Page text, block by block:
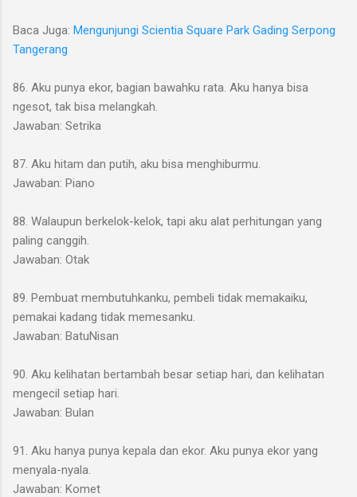
Baca Juga: Mengunjungi Scientia Square Park Gading Serpong
Tangerang
86. Aku punya ekor, bagian bawahku rata. Aku hanya bisa
ngesot, tak bisa melangkah.
Jawaban: Setrika
87. Aku hitam dan putih, aku bisa menghiburmu.
Jawaban: Piano
88. Walaupun berkelok-kelok, tapi aku alat perhitungan yang
paling canggih.
Jawaban: Otak
89. Pembuat membutuhkanku, pembeli tidak memakaiku,
pemakai kadang tidak memesanku.
Jawaban: BatuNisan
90. Aku kelihatan bertambah besar setiap hari, dan kelihatan
mengecil setiap hari.
Jawaban: Bulan
91. Aku hanya punya kepala dan ekor. Aku punya ekor yang
menyala-nyala.
Jawaban: Komet